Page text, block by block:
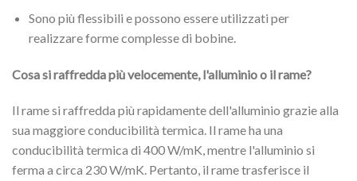
Sono più flessibili e possono essere utilizzati per
realizzare forme complesse di bobine.
Cosa si raffredda più velocemente, l'alluminio o il rame?
Il rame si raffredda più rapidamente dell'alluminio grazie alla
sua maggiore conducibilità termica. Il rame ha una
conducibilità termica di 400 W/mK, mentre l'alluminio si
ferma a circa 230 W/mK. Pertanto, il rame trasferisce il